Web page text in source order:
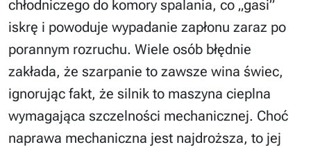
chłodniczego do komory spalania, co „gasi”
iskrę i powoduje wypadanie zapłonu zaraz po
porannym rozruchu. Wiele osób błędnie
zakłada, że szarpanie to zawsze wina świec,
ignorując fakt, że silnik to maszyna cieplna
wymagająca szczelności mechanicznej. Choć
naprawa mechaniczna jest najdroższa, to jej